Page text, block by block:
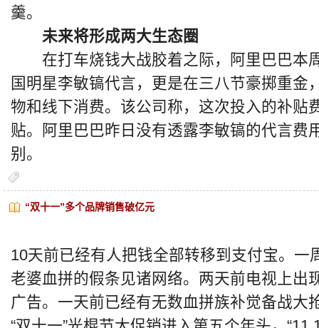
羹。
未来将形成两大生态圈
在打车烧钱大战胶着之际，阿里巴巴本
国明星李敏镐代言，更是在三八节豪掷重金
物和线下消费。该公司称，这次投入的补贴
贴。阿里巴巴昨日没有透露李敏镐的代言费
别。
“双十一”多个品牌销售破亿元
10天前已经有人把钱全部转移到支付宝。一
老婆血拼的假条见诸网络。两天前电视上出
广告。一天前已经有无数血拼族补觉备战